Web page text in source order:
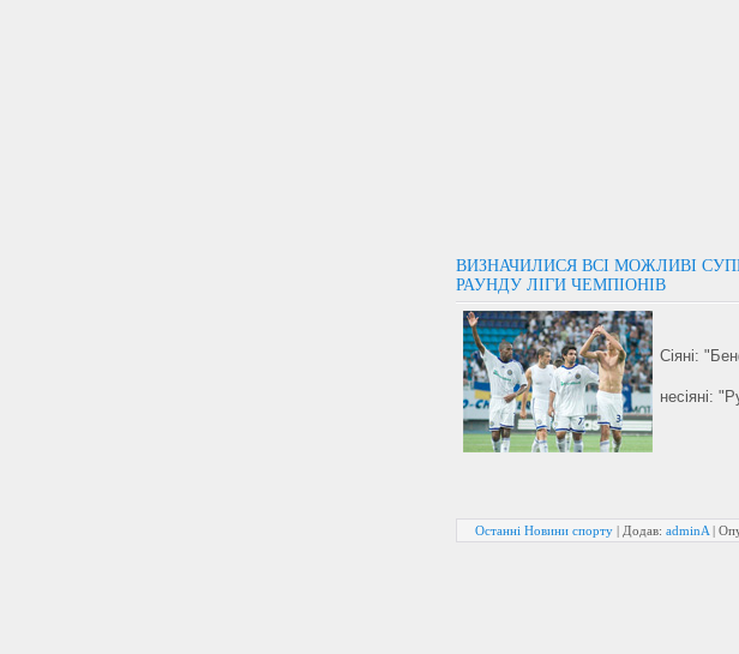
ВИЗНАЧИЛИСЯ ВСІ МОЖЛИВІ
РАУНДУ ЛІГИ ЧЕМПІОНІВ
Сіяні:
несіяні:
Останні Новини спорту | Додав: adminA |